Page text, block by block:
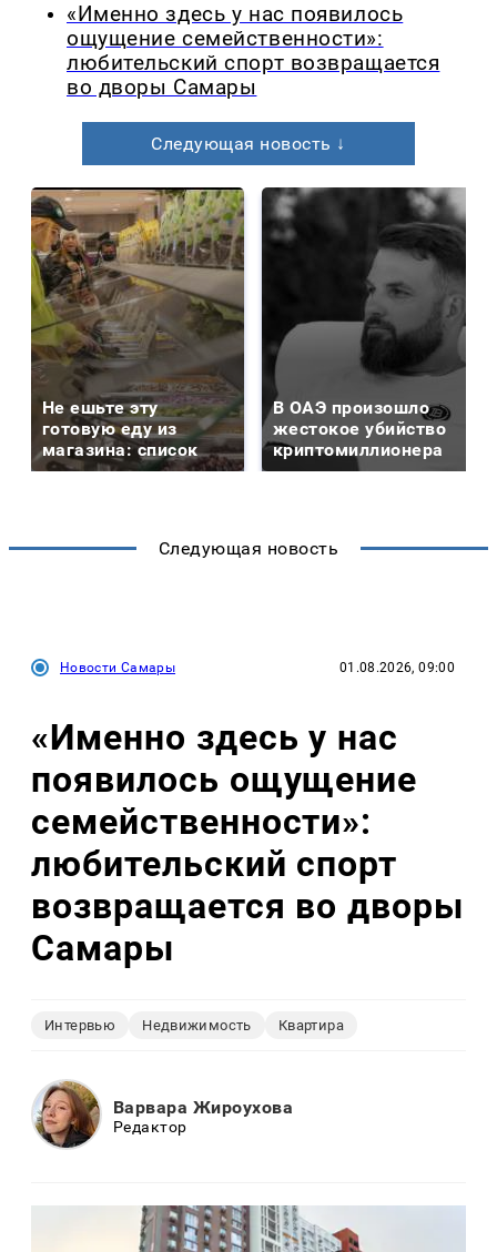
«Именно здесь у нас появилось
ощущение семейственности»:
любительский спорт возвращается
во дворы Самары
Следующая новость ↓
Не ешьте эту
готовую еду из
магазина: список
В ОАЭ произошло
жестокое убийство
криптомиллионера
Следующая новость
Новости Самары 01.08.2026, 09:00
«Именно здесь у нас
появилось ощущение
семейственности»:
любительский спорт
возвращается во дворы
Самары
Интервью Недвижимость Квартира
Варвара Жироухова
Редактор